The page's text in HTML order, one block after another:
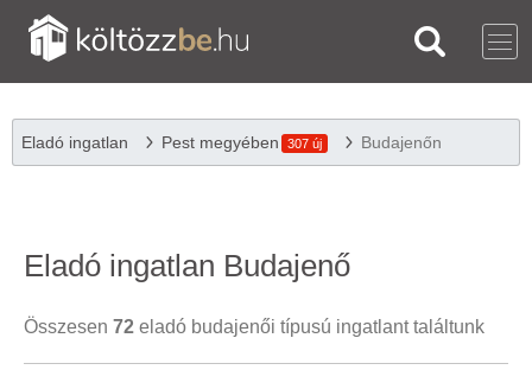
Eladó ingatlan Pest megyében 307 új Budajenőn
Eladó ingatlan Budajenő
Összesen 72 eladó budajenői típusú ingatlant találtunk